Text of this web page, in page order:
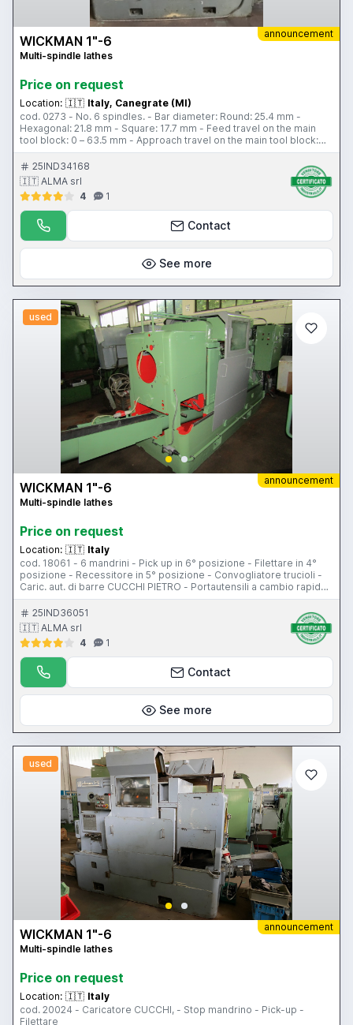
announcement
WICKMAN 1"-6
Multi-spindle lathes
Price on request
Location: 🇮🇹 Italy, Canegrate (MI)
cod. 0273 - No. 6 spindles. - Bar diameter: Round: 25.4 mm -
Hexagonal: 21.8 mm - Square: 17.7 mm - Feed travel on the main
tool block: 0 – 63.5 mm - Approach travel on the main tool block:
Normal: 63.5 mm – Special: 50.8 mm - Cross slide feed travel:
Lower: 0 – 12.7 mm Upper: 0 – 12.7 mm - Intermediate: 0.8 – 12.7
mm - Motor: 11 kw at 1450 rpm - Spindle speed range: 247 ÷ 3030
rpm - Cycle time range: normal – with stop: 2.4 – 129 sec - Counter
spindle pick-up in 6th pos. – Threading device in 5th pos. – No. 4
fixed tool holders – Quick-change tool holders – Wiring diagrams –
Accessories – Chip conveyor – Pipe + stand
25IND34168
🇮🇹 ALMA srl
4
1
Contact
See more
used
announcement
WICKMAN 1"-6
Multi-spindle lathes
Price on request
Location: 🇮🇹 Italy
cod. 18061 - 6 mandrini - Pick up in 6° posizione - Filettare in 4°
posizione - Recessitore in 5° posizione - Convogliatore trucioli -
Caric. aut. di barre CUCCHI PIETRO - Portautensili a cambio rapido
- Accessori di normale dotazione
25IND36051
🇮🇹 ALMA srl
4
1
Contact
See more
used
announcement
WICKMAN 1"-6
Multi-spindle lathes
Price on request
Location: 🇮🇹 Italy
cod. 20024 - Caricatore CUCCHI, - Stop mandrino - Pick-up -
Filettare